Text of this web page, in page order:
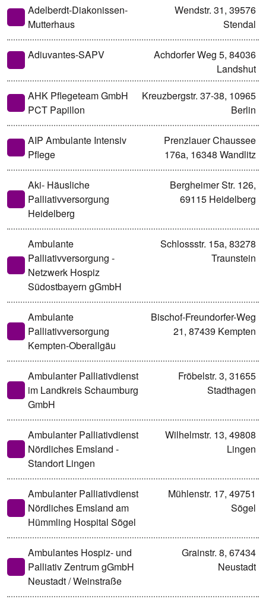
Adelberdt-Diakonissen-
Mutterhaus
Wendstr. 31, 39576
Stendal
Adiuvantes-SAPV
Achdorfer Weg 5, 84036
Landshut
AHK Pflegeteam GmbH
PCT Papillon
Kreuzbergstr. 37-38, 10965
Berlin
AIP Ambulante Intensiv
Pflege
Prenzlauer Chaussee
176a, 16348 Wandlitz
Aki- Häusliche
Palliativversorgung
Heidelberg
Bergheimer Str. 126,
69115 Heidelberg
Ambulante
Palliativversorgung -
Netzwerk Hospiz
Südostbayern gGmbH
Schlossstr. 15a, 83278
Traunstein
Ambulante
Palliativversorgung
Kempten-Oberallgäu
Bischof-Freundorfer-Weg
21, 87439 Kempten
Ambulanter Palliativdienst
im Landkreis Schaumburg
GmbH
Fröbelstr. 3, 31655
Stadthagen
Ambulanter Palliativdienst
Nördliches Emsland -
Standort Lingen
Wilhelmstr. 13, 49808
Lingen
Ambulanter Palliativdienst
Nördliches Emsland am
Hümmling Hospital Sögel
Mühlenstr. 17, 49751
Sögel
Ambulantes Hospiz- und
Palliativ Zentrum gGmbH
Neustadt / Weinstraße
Grainstr. 8, 67434
Neustadt